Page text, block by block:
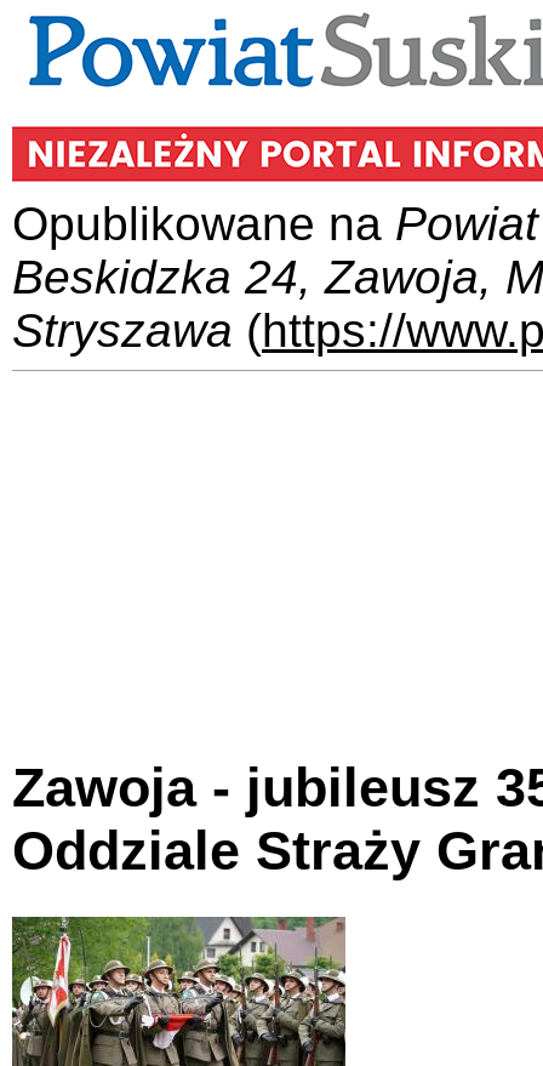
Opublikowane na
Beskidzka 24, Zawoja,
Stryszawa (https://
Zawoja - jubileusz
Oddziale Straży